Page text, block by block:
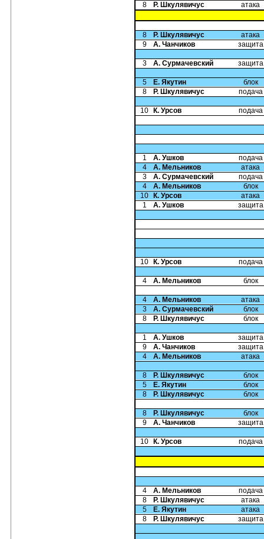
8
Р. Шкулявичус атака
8 Р. Шкулявичус
атака
9
А. Чанчиков защита
3 А. Сурмачевский защита
5 Е. Якутин
блок
8
Р. Шкулявичус подача
10 К. Урсов подача
1 А. Ушков
подача
4
А. Мельников
атака
3
А. Сурмачевский
подача
4
А. Мельников
блок
10
К. Урсов
атака
1
А. Ушков защита
10 К. Урсов подача
4 А. Мельников блок
4 А. Мельников
атака
3
А. Сурмачевский
блок
8
Р. Шкулявичус блок
1 А. Ушков
защита
9
А. Чанчиков
защита
4
А. Мельников атака
8 Р. Шкулявичус
блок
5
Е. Якутин
блок
8
Р. Шкулявичус блок
8 Р. Шкулявичус
блок
9
А. Чанчиков защита
10 К. Урсов подача
4 А. Мельников
подача
8
Р. Шкулявичус
атака
5
Е. Якутин
атака
8
Р. Шкулявичус защита